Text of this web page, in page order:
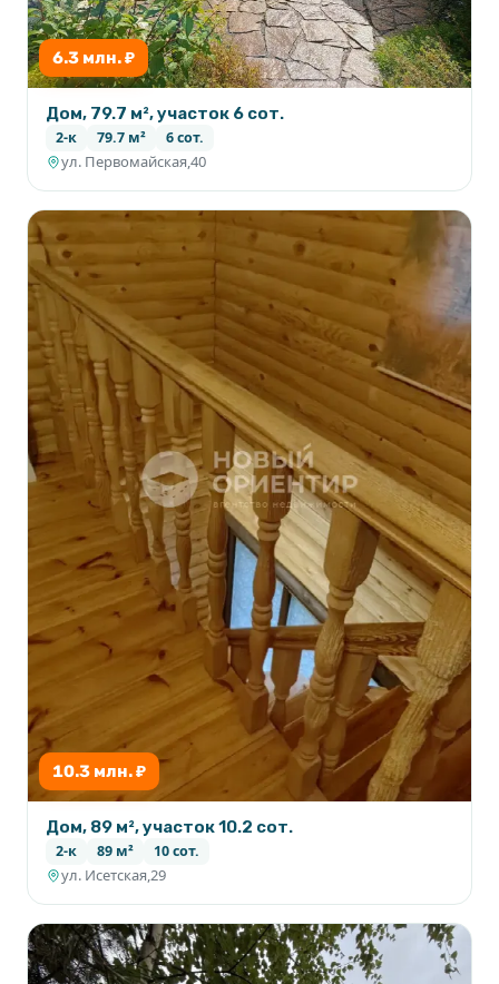
6.3 млн. ₽
Дом, 79.7 м², участок 6 сот.
2-к 79.7 м² 6 сот.
ул. Первомайская,40
10.3 млн. ₽
Дом, 89 м², участок 10.2 сот.
2-к 89 м² 10 сот.
ул. Исетская,29